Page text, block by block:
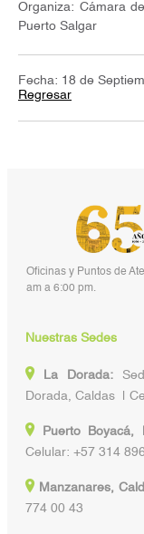
Organiza: Cámara
Puerto Salgar
Fecha: 18 de
Regresar
Oficinas y Puntos de
am a 6:00 pm.
Nuestras Sedes
La Dorada:
Dorada, Caldas |
Puerto Boyacá,
Celular: +57 314
Manzanares,
774 00 43